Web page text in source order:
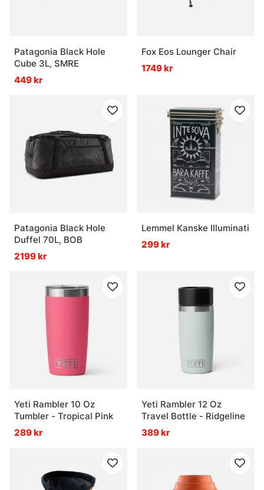
Patagonia Black Hole
Cube 3L, SMRE
449 kr
Fox Eos Lounger Chair
1749 kr
Patagonia Black Hole
Duffel 70L, BOB
2199 kr
Lemmel Kanske Illuminati
299 kr
Yeti Rambler 10 Oz
Tumbler - Tropical Pink
289 kr
Yeti Rambler 12 Oz
Travel Bottle - Ridgeline
389 kr